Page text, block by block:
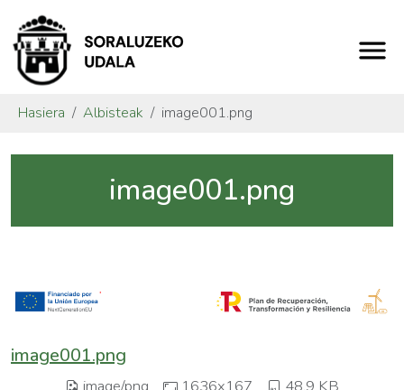
Hasiera Albisteak image001.png
image001.png
image001.png
image/png 1636x167 48.9 KB